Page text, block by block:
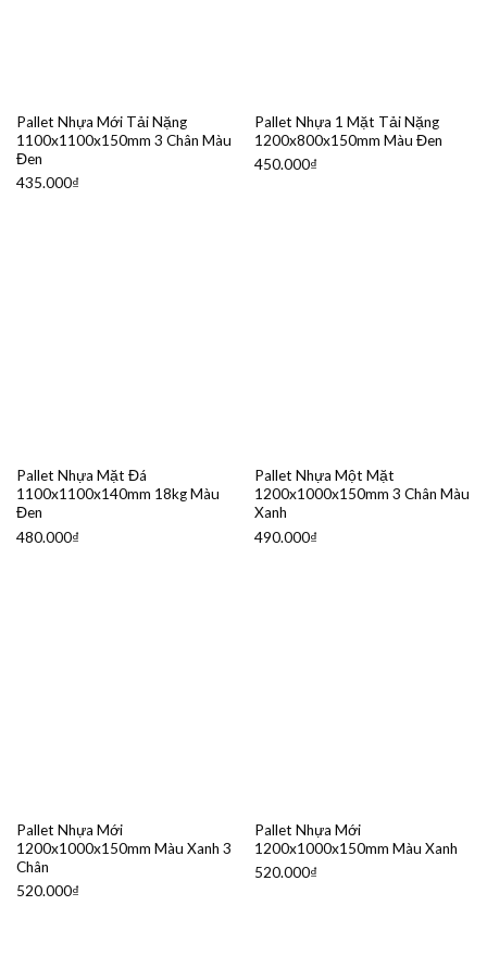
Pallet Nhựa Mới Tải Nặng
1100x1100x150mm 3 Chân Màu
Đen
435.000₫
Pallet Nhựa 1 Mặt Tải Nặng
1200x800x150mm Màu Đen
450.000₫
Pallet Nhựa Mặt Đá
1100x1100x140mm 18kg Màu
Đen
480.000₫
Pallet Nhựa Một Mặt
1200x1000x150mm 3 Chân Màu
Xanh
490.000₫
Pallet Nhựa Mới
1200x1000x150mm Màu Xanh 3
Chân
520.000₫
Pallet Nhựa Mới
1200x1000x150mm Màu Xanh
520.000₫